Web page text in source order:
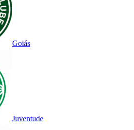
Goiás
Juventude